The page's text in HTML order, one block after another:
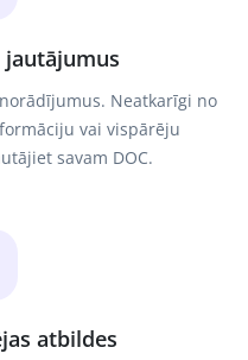
jautājumus
Neatkarīgi no
vai vispārēju
savam DOC.
atbildes